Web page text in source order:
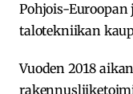
Pohjois-
talotekniikan
Vuoden 2018